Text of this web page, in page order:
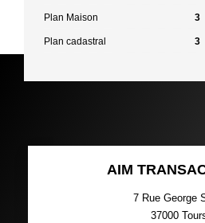
Plan Maison 3
Plan cadastral 3
AIM
7 Rue George
37000